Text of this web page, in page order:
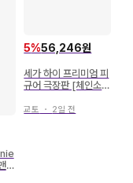
5%56,246원
세가 하이 프리미엄 피
규어 극장판 [체인소
교토 ・ 2일 전